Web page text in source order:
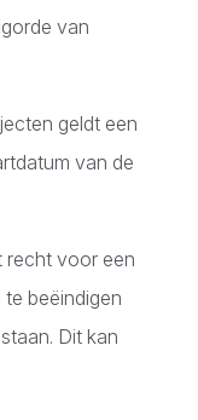
van
geldt een
van de
recht voor een
beëindigen
Dit kan